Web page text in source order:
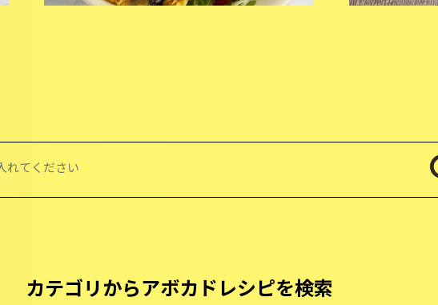
カテゴリからアボカドレシピを検索